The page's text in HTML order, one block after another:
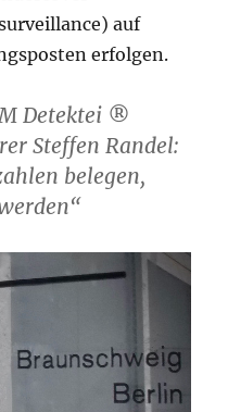
auf
erfolgen.
Detektei ®
Steffen Randel:
belegen,